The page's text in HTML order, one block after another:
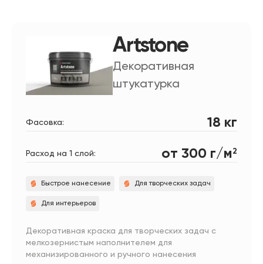
Artstone
Декоративная
штукатурка
Фасовка: 18 кг
Расход на 1 слой: от 300 г/м 2
Быстрое нанесение Для творческих задач
Для интерьеров
Декоративная краска для творческих задач с
мелкозернистым наполнителем для
механизированного и ручного нанесения